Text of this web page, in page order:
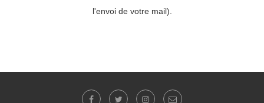
l'envoi de votre mail).